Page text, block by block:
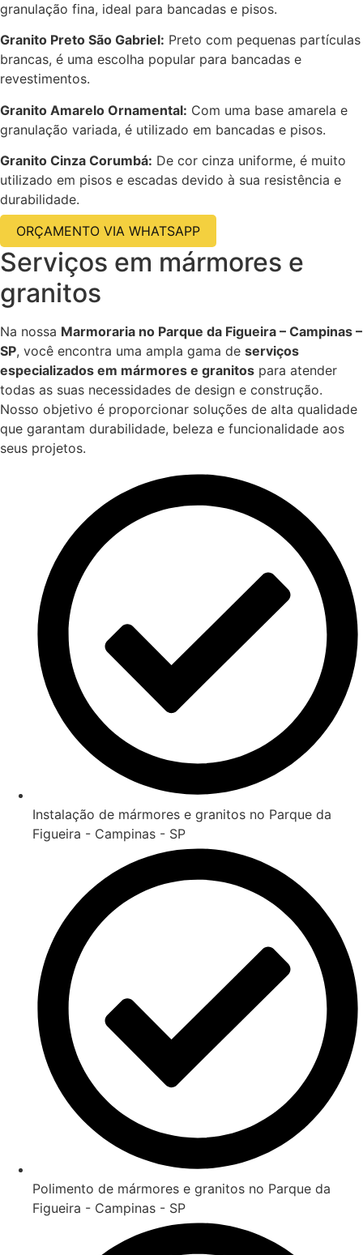
granulação fina, ideal para bancadas e pisos.
Granito Preto São Gabriel: Preto com pequenas partículas
brancas, é uma escolha popular para bancadas e
revestimentos.
Granito Amarelo Ornamental: Com uma base amarela e
granulação variada, é utilizado em bancadas e pisos.
Granito Cinza Corumbá: De cor cinza uniforme, é muito
utilizado em pisos e escadas devido à sua resistência e
durabilidade.
ORÇAMENTO VIA WHATSAPP
Serviços em mármores e
granitos
Na nossa Marmoraria no Parque da Figueira – Campinas –
SP, você encontra uma ampla gama de serviços
especializados em mármores e granitos para atender
todas as suas necessidades de design e construção.
Nosso objetivo é proporcionar soluções de alta qualidade
que garantam durabilidade, beleza e funcionalidade aos
seus projetos.
Instalação de mármores e granitos no Parque da
Figueira - Campinas - SP
Polimento de mármores e granitos no Parque da
Figueira - Campinas - SP